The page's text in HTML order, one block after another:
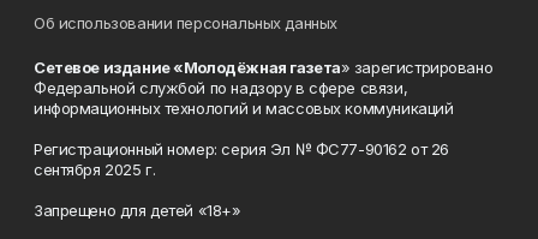
Об использовании персональных данных
Сетевое издание «Молодёжная газета» зарегистрировано
Федеральной службой по надзору в сфере связи,
информационных технологий и массовых коммуникаций
Регистрационный номер: серия Эл № ФС77-90162 от 26
сентября 2025 г.
Запрещено для детей «18+»